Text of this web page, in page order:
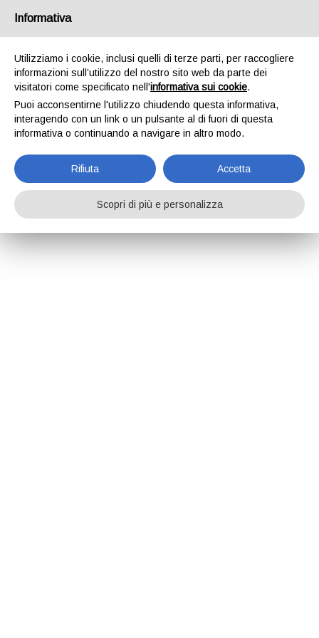
Informativa
Utilizziamo i cookie, inclusi quelli di terze parti, per raccogliere
informazioni sull’utilizzo del nostro sito web da parte dei
visitatori come specificato nell'informativa sui cookie.
Puoi acconsentirne l'utilizzo chiudendo questa informativa,
interagendo con un link o un pulsante al di fuori di questa
informativa o continuando a navigare in altro modo.
Rifiuta Accetta
Scopri di più e personalizza